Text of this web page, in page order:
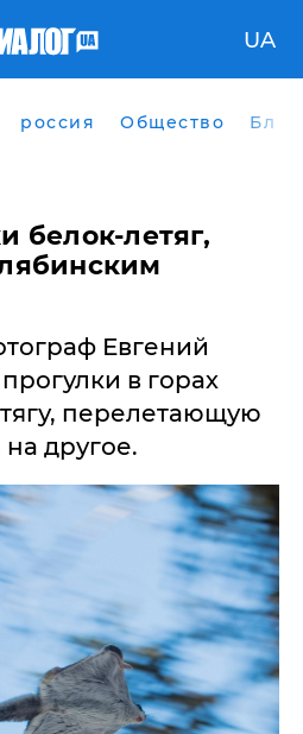
UA
россия Общество
белок-летяг,
Евгений
в горах
перелетающую
другое.